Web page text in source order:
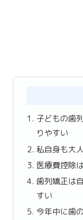
子どもの歯
りやすい
私自身も大
医療費控除
歯列矯正は
すい
今年中に歯